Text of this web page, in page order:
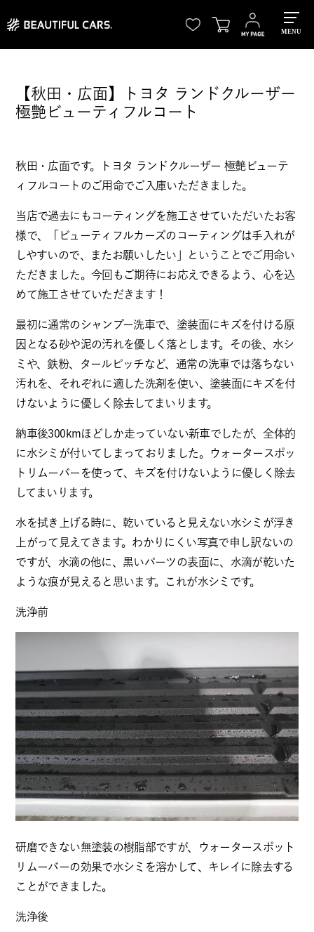
MENU
【秋田・広面】トヨタ ランドクルーザー
極艶ビューティフルコート
秋田・広面です。トヨタ ランドクルーザー 極艶ビューテ
ィフルコートのご用命でご入庫いただきました。
当店で過去にもコーティングを施工させていただいたお客
様で、「ビューティフルカーズのコーティングは手入れが
しやすいので、またお願いしたい」ということでご用命い
ただきました。今回もご期待にお応えできるよう、心を込
めて施工させていただきます！
最初に通常のシャンプー洗車で、塗装面にキズを付ける原
因となる砂や泥の汚れを優しく落とします。その後、水シ
ミや、鉄粉、タールピッチなど、通常の洗車では落ちない
汚れを、それぞれに適した洗剤を使い、塗装面にキズを付
けないように優しく除去してまいります。
納車後300kmほどしか走っていない新車でしたが、全体的
に水シミが付いてしまっておりました。ウォータースポッ
トリムーバーを使って、キズを付けないように優しく除去
してまいります。
水を拭き上げる時に、乾いていると見えない水シミが浮き
上がって見えてきます。わかりにくい写真で申し訳ないの
ですが、水滴の他に、黒いパーツの表面に、水滴が乾いた
ような痕が見えると思います。これが水シミです。
洗浄前
研磨できない無塗装の樹脂部ですが、ウォータースポット
リムーバーの効果で水シミを溶かして、キレイに除去する
ことができました。
洗浄後